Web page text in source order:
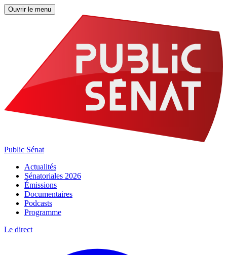
Ouvrir le menu
Public Sénat
Actualités
Sénatoriales 2026
Émissions
Documentaires
Podcasts
Programme
Le direct